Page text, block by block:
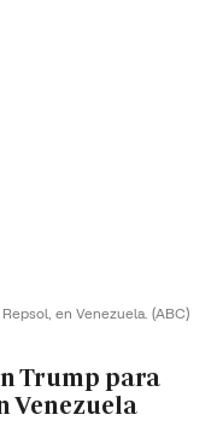
en Venezuela. (ABC)
Trump para
Venezuela